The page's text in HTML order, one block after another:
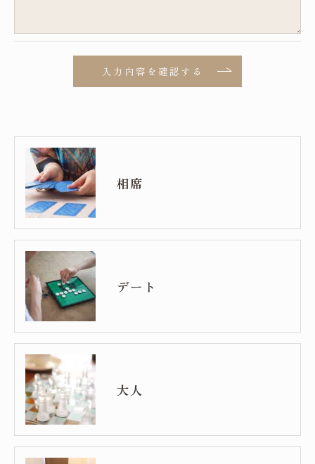
＜個人情報の開示･訂正・削除･利用停止の手続につ
当社では、お客様の個人情報の開示･訂正･削除・利
す。
個人情報の開示･訂正･削除・利用停止の具体的手続
きにつきましては、お電話でお問合せ下さい。
相席
デート
大人